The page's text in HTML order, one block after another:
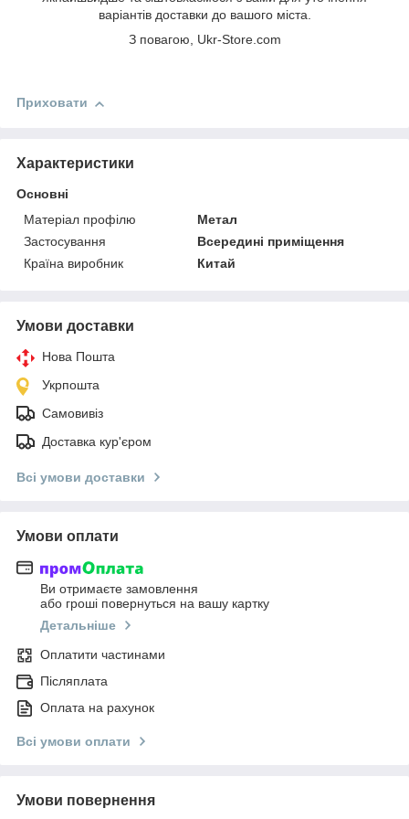
варіантів доставки до вашого міста.
З повагою, Ukr-Store.com
Приховати
Характеристики
Основні
Матеріал профілю
Метал
Застосування
Всередині приміщення
Країна виробник
Китай
Умови доставки
Нова Пошта
Укрпошта
Самовивіз
Доставка кур'єром
Всі умови доставки
Умови оплати
Ви отримаєте замовлення
або гроші повернуться на вашу картку
Детальніше
Оплатити частинами
Післяплата
Оплата на рахунок
Всі умови оплати
Умови повернення